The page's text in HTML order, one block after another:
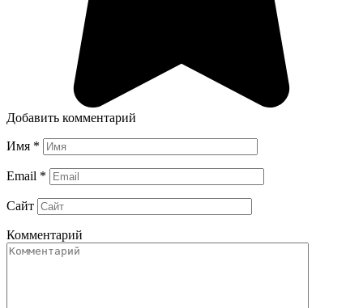
Добавить комментарий
Имя *
Email *
Сайт
Комментарий